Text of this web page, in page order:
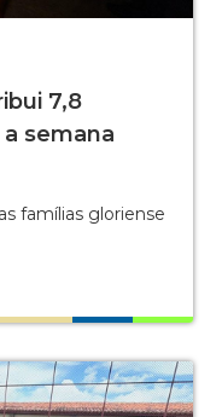
7,8
semana
famílias gloriense